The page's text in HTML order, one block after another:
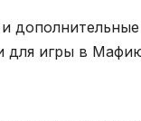
дополнительные
для игры в